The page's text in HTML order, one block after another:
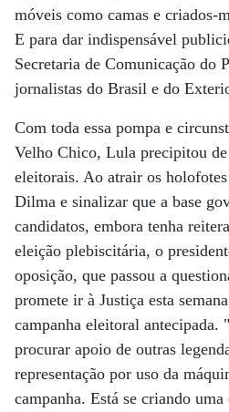
móveis como camas e criados-
E para dar indispensável
Secretaria de Comunicação do
jornalistas do Brasil e do
Com toda essa pompa e
Velho Chico, Lula precipitou de
eleitorais. Ao atrair os
Dilma e sinalizar que a base
candidatos, embora tenha
eleição plebiscitária, o
oposição, que passou a
promete ir à Justiça esta
campanha eleitoral
procurar apoio de outras
representação por uso da
campanha. Está se criando uma